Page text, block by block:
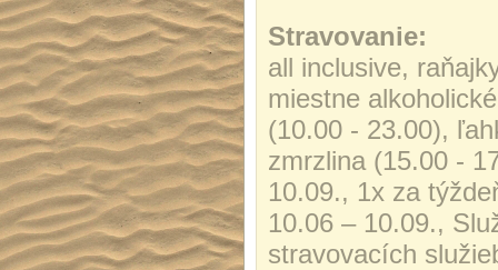
Stravovanie:
all inclusive,
miestne
(10.00 - 23.00),
zmrzlina (15.00 -
10.09., 1x za
10.06 – 10.09.,
stravovacích